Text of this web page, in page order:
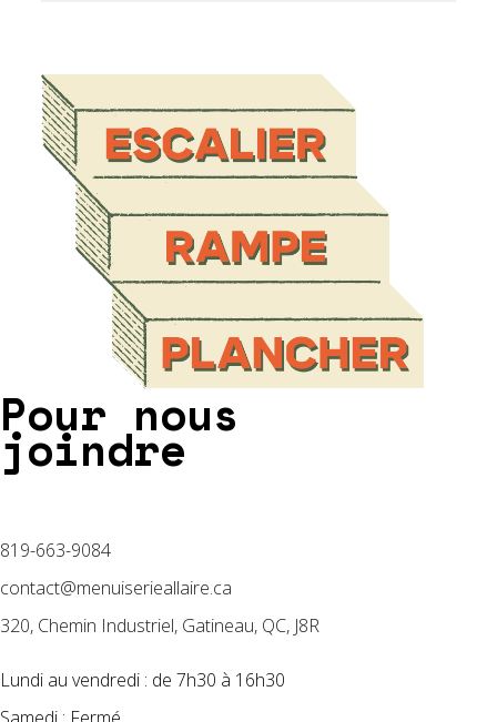
Pour nous
joindre
819-663-9084
contact@menuiserieallaire.ca
320, Chemin Industriel, Gatineau, QC, J8R
Lundi au vendredi : de 7h30 à 16h30
Samedi : Fermé